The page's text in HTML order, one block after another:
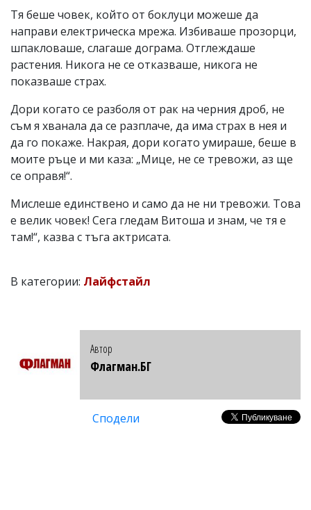
Тя беше човек, който от боклуци можеше да
направи електрическа мрежа. Избиваше прозорци,
шпакловаше, слагаше дограма. Отглеждаше
растения. Никога не се отказваше, никога не
показваше страх.
Дори когато се разболя от рак на черния дроб, не
съм я хванала да се разплаче, да има страх в нея и
да го покаже. Накрая, дори когато умираше, беше в
моите ръце и ми каза: „Мице, не се тревожи, аз ще
се оправя!“.
Мислеше единствено и само да не ни тревожи. Това
е велик човек! Сега гледам Витоша и знам, че тя е
там!“, казва с тъга актрисата.
В категории: Лайфстайл
Автор
Флагман.БГ
Сподели